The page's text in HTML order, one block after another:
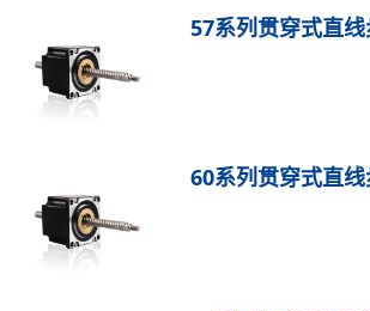
60
保持力矩N.m
105
57系列贯穿式直
60系列贯穿式直